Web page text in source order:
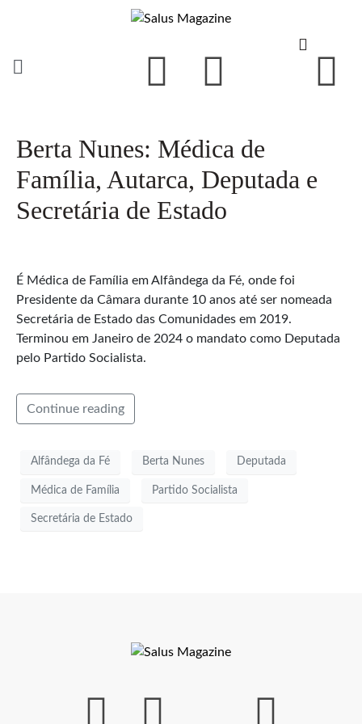
Berta Nunes: Médica de
Família, Autarca, Deputada e
Secretária de Estado
É Médica de Família em Alfândega da Fé, onde foi
Presidente da Câmara durante 10 anos até ser nomeada
Secretária de Estado das Comunidades em 2019.
Terminou em Janeiro de 2024 o mandato como Deputada
pelo Partido Socialista.
Continue reading
Alfândega da Fé Berta Nunes Deputada
Médica de Família Partido Socialista
Secretária de Estado